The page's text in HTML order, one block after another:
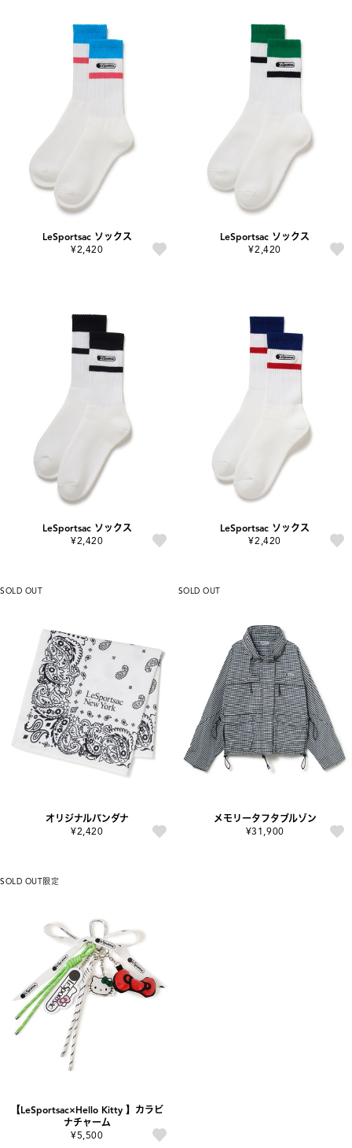
LeSportsac ソックス
¥2,420
LeSportsac ソックス
¥2,420
LeSportsac ソックス
¥2,420
LeSportsac ソックス
¥2,420
SOLD OUT
オリジナルバンダナ
¥2,420
SOLD OUT
メモリータフタブルゾン
¥31,900
SOLD OUT限定
【LeSportsac×Hello Kitty 】カラビ
ナチャーム
¥5,500